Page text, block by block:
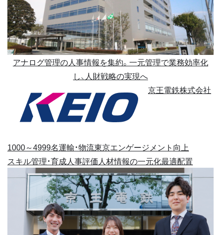
アナログ管理の人事情報を集約。一元管理で業務効率化
し、人財戦略の実現へ
京王電鉄株式会社
1000～4999名運輸・物流東京エンゲージメント向上
スキル管理・育成人事評価人材情報の一元化最適配置